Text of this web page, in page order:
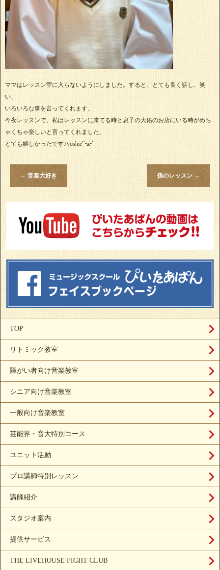
ママはレッスン室に入らないようにしました。すると、とても良く話し、笑
い、
いろいろな事を言ってくれます。
今夜レッスンで、私はレッスンに来てる時と息子の大佑のお店にいる時がめち
ゃくちゃ楽しいと言ってくれました。
とても嬉しかったです♪yoshie'‎´•ﻌ•`
← 音楽大好き 孫のレッスン →
TOP
リトミック教室
障がい者向け音楽教室
シニア向け音楽教室
一般向け音楽教室
芸能界・音大特別コース
ユニット活動
プロ講師特別レッスン
講師紹介
スタジオ案内
提供サービス
THE LIVEHOUSE FIGHT CLUB